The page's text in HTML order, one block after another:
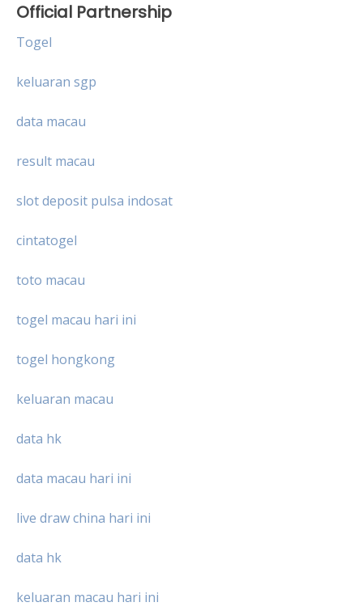
Official Partnership
Togel
keluaran sgp
data macau
result macau
slot deposit pulsa indosat
cintatogel
toto macau
togel macau hari ini
togel hongkong
keluaran macau
data hk
data macau hari ini
live draw china hari ini
data hk
keluaran macau hari ini